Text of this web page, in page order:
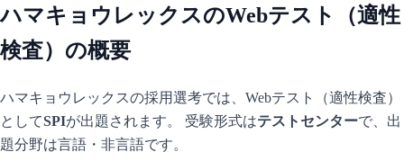
ハマキョウレックスのWebテスト（適性
検査）の概要
ハマキョウレックスの採用選考では、Webテスト（適性検査）
としてSPIが出題されます。 受験形式はテストセンターで、 出
題分野は言語・非言語です。